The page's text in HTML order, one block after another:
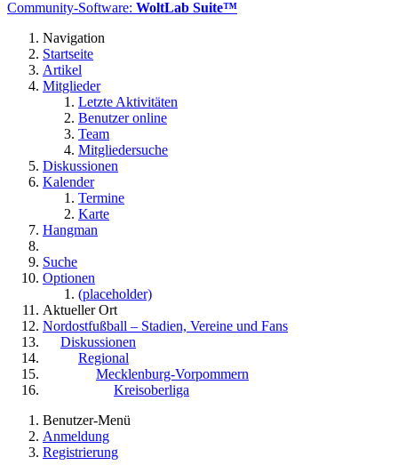
Community-Software: WoltLab Suite™
Navigation
Startseite
Artikel
Mitglieder
Letzte Aktivitäten
Benutzer online
Team
Mitgliedersuche
Diskussionen
Kalender
Termine
Karte
Hangman
Suche
Optionen
(placeholder)
Aktueller Ort
Nordostfußball – Stadien, Vereine und Fans
Diskussionen
Regional
Mecklenburg-Vorpommern
Kreisoberliga
Benutzer-Menü
Anmeldung
Registrierung